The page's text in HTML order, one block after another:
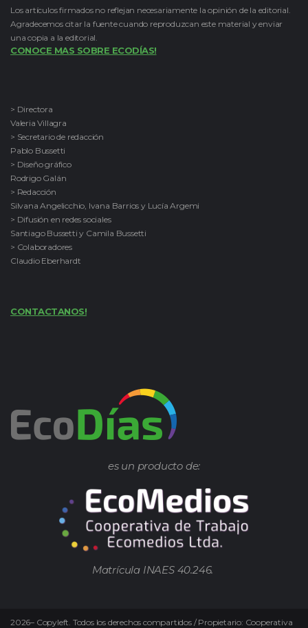
Los artículos firmados no reflejan necesariamente la opinión de la editorial.
Agradecemos citar la fuente cuando reproduzcan este material y enviar
una copia a la editorial.
CONOCE MAS SOBRE ECODÍAS!
> Directora
Valeria Villagra
> Secretario de redacción
Pablo Bussetti
> Diseño gráfico
Rodrigo Galán
> Redacción
Silvana Angelicchio, Ivana Barrios y Lucía Argemi
> Difusión en redes sociales
Santiago Bussetti y Camila Bussetti
> Colaboradores
Claudio Eberhardt
CONTACTANOS!
es un producto de:
Matrícula INAES 40.246.
2026– Copyleft. Todos los derechos compartidos / Propietario: Cooperativa